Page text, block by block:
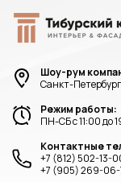
Шоу-рум
Санкт-
Режим работы:
ПН-СБ с 11:00 до
Контактные
+7 (812) 502-13-
+7 (905) 269-06-